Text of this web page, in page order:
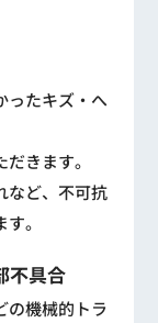
ったキズ・へ
きます。
など、不可抗
。
不具合
の機械的トラ